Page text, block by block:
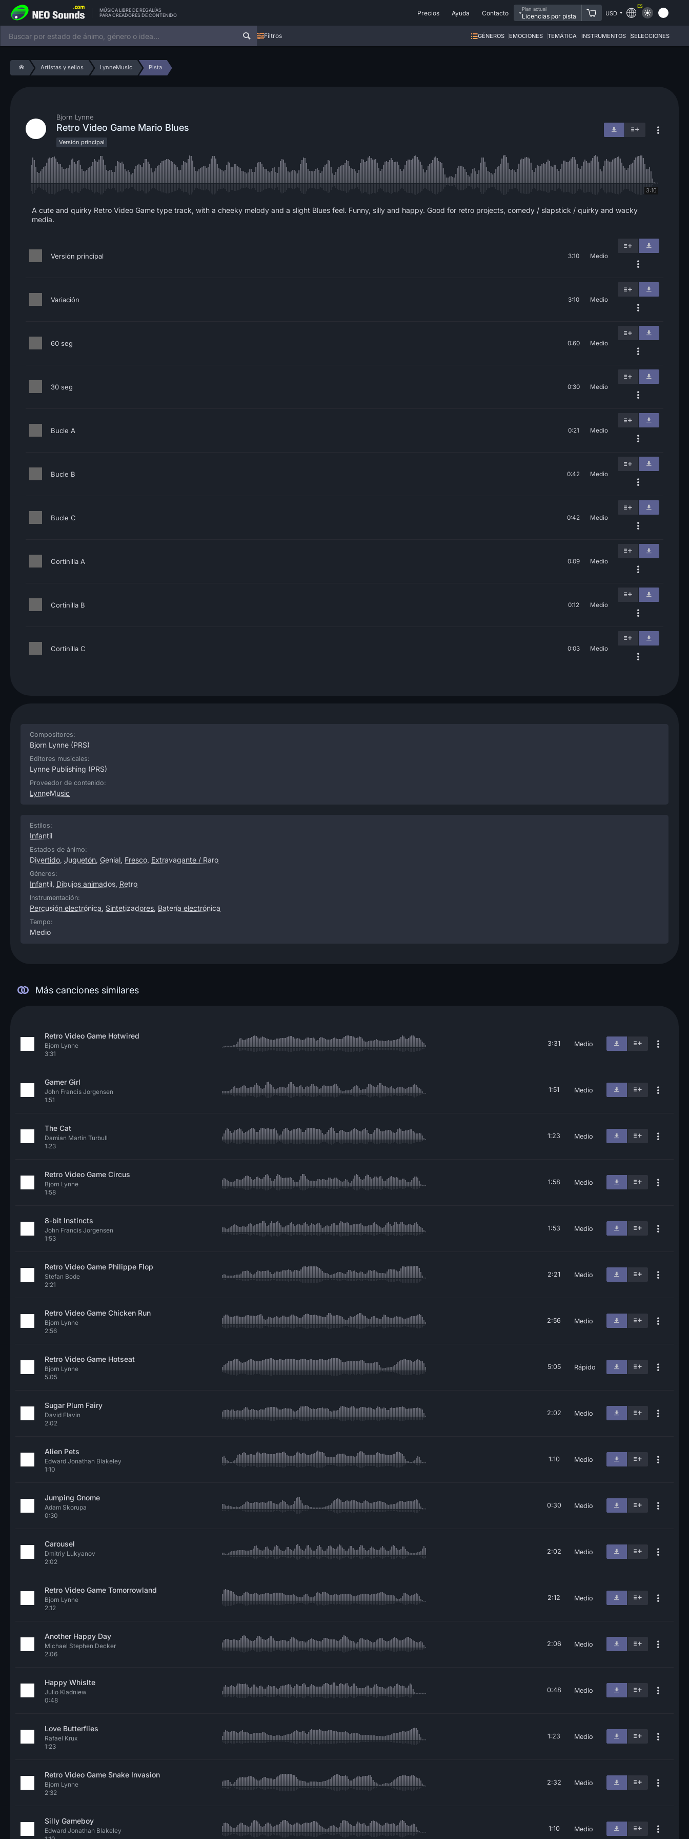
MÚSICA LIBRE DE REGALÍAS
PARA CREADORES DE CONTENIDO
Precios Ayuda Contacto
Plan actual
Licencias por pista USD
ES
Filtros GÉNEROS EMOCIONES TEMÁTICA INSTRUMENTOS SELECCIONES
Artistas y sellos LynneMusic Pista
Bjorn Lynne
Retro Video Game Mario Blues
Versión principal
3:10
A cute and quirky Retro Video Game type track, with a cheeky melody and a slight Blues feel. Funny, silly and happy. Good for retro projects, comedy / slapstick / quirky and wacky
media.
Versión principal 3:10 Medio
Variación 3:10 Medio
60 seg 0:60 Medio
30 seg 0:30 Medio
Bucle A 0:21 Medio
Bucle B 0:42 Medio
Bucle C 0:42 Medio
Cortinilla A 0:09 Medio
Cortinilla B 0:12 Medio
Cortinilla C 0:03 Medio
Compositores:
Bjorn Lynne (PRS)
Editores musicales:
Lynne Publishing (PRS)
Proveedor de contenido:
LynneMusic
Estilos:
Infantil
Estados de ánimo:
Divertido, Juguetón, Genial, Fresco, Extravagante / Raro
Géneros:
Infantil, Dibujos animados, Retro
Instrumentación:
Percusión electrónica, Sintetizadores, Batería electrónica
Tempo:
Medio
Más canciones similares
Retro Video Game Hotwired
Bjorn Lynne
3:31
3:31 Medio
Gamer Girl
John Francis Jorgensen
1:51
1:51 Medio
The Cat
Damian Martin Turbull
1:23
1:23 Medio
Retro Video Game Circus
Bjorn Lynne
1:58
1:58 Medio
8-bit Instincts
John Francis Jorgensen
1:53
1:53 Medio
Retro Video Game Philippe Flop
Stefan Bode
2:21
2:21 Medio
Retro Video Game Chicken Run
Bjorn Lynne
2:56
2:56 Medio
Retro Video Game Hotseat
Bjorn Lynne
5:05
5:05 Rápido
Sugar Plum Fairy
David Flavin
2:02
2:02 Medio
Alien Pets
Edward Jonathan Blakeley
1:10
1:10 Medio
Jumping Gnome
Adam Skorupa
0:30
0:30 Medio
Carousel
Dmitriy Lukyanov
2:02
2:02 Medio
Retro Video Game Tomorrowland
Bjorn Lynne
2:12
2:12 Medio
Another Happy Day
Michael Stephen Decker
2:06
2:06 Medio
Happy Whislte
Julio Kladniew
0:48
0:48 Medio
Love Butterflies
Rafael Krux
1:23
1:23 Medio
Retro Video Game Snake Invasion
Bjorn Lynne
2:32
2:32 Medio
Silly Gameboy
Edward Jonathan Blakeley
1:10 Medio